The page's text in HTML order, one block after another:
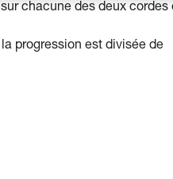
chacune des deux cordes
progression est divisée de